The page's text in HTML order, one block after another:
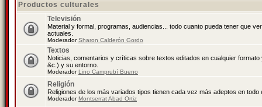
Productos culturales
Televisión
Material y formal, programas, audiencias... todo cuanto pueda tener que
actuales.
ModeradorSharon Calderón Gordo
Textos
Noticias, comentarios y críticas sobre textos editados en cualquier
&c.) y su entorno.
ModeradorLino Camprubí Bueno
Religión
Religiones de los más variados tipos tienen cada vez más adeptos en todo
ModeradorMontserrat Abad Ortiz